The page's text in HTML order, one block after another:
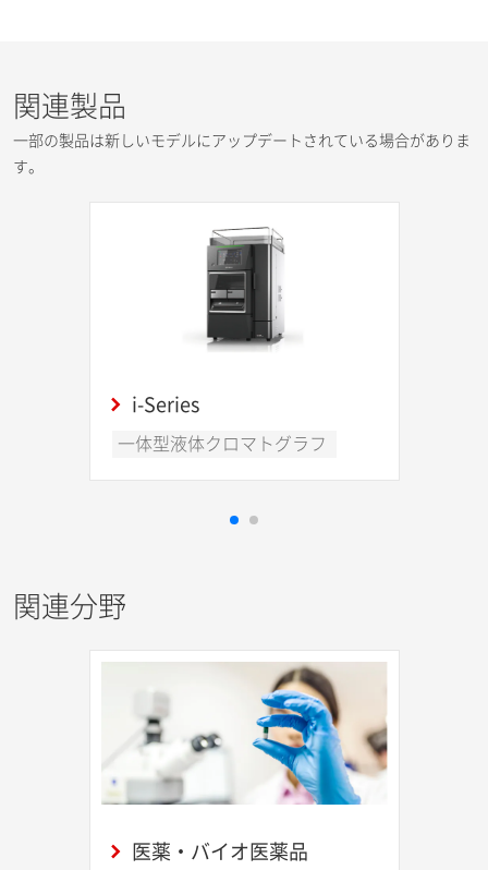
関連製品
一部の製品は新しいモデルにアップデートされている場合がありま
す。
i-Series
一体型液体クロマトグラフ
関連分野
医薬・バイオ医薬品